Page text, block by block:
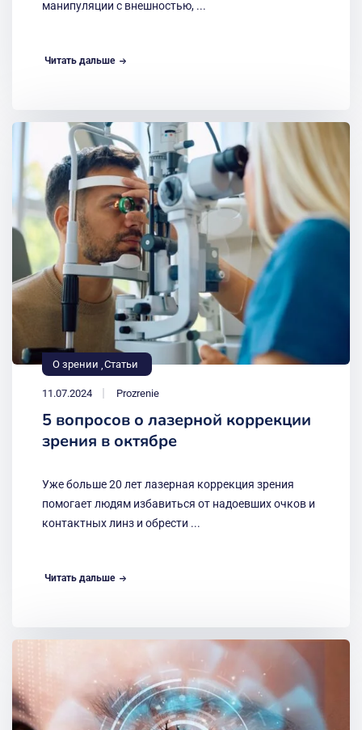
манипуляции с внешностью, ...
Читать дальше
О зрении Статьи
11.07.2024 Prozrenie
5 вопросов о лазерной коррекции
зрения в октябре
Уже больше 20 лет лазерная коррекция зрения
помогает людям избавиться от надоевших очков и
контактных линз и обрести ...
Читать дальше